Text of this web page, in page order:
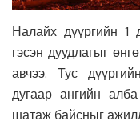
Налайх дүүргийн 1
гэсэн дуудлагыг
авчээ. Тус
дугаар ангийн
шатаж байсныг